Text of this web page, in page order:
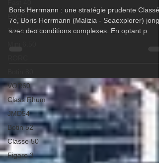
PAC52
Ocean Fifty
VOR60
Class Rhum
JMD54
Botin 52
Classe 50
Figaro 3
Boris Herrmann : une stratégie prudente Classé
7e, Boris Herrmann (Malizia - Seaexplorer)
avec des conditions complexes. En optant p